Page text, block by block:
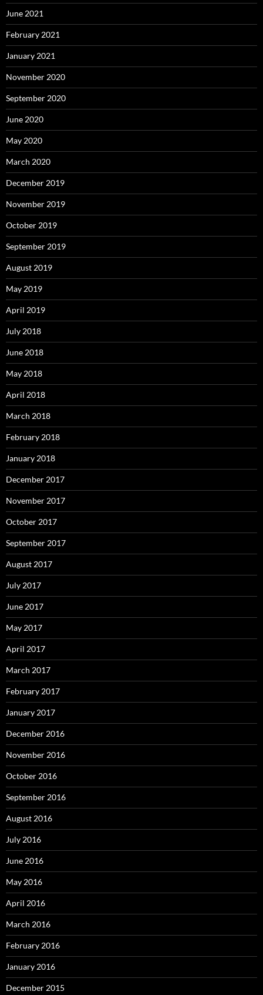
June 2021
February 2021
January 2021
November 2020
September 2020
June 2020
May 2020
March 2020
December 2019
November 2019
October 2019
September 2019
August 2019
May 2019
April 2019
July 2018
June 2018
May 2018
April 2018
March 2018
February 2018
January 2018
December 2017
November 2017
October 2017
September 2017
August 2017
July 2017
June 2017
May 2017
April 2017
March 2017
February 2017
January 2017
December 2016
November 2016
October 2016
September 2016
August 2016
July 2016
June 2016
May 2016
April 2016
March 2016
February 2016
January 2016
December 2015